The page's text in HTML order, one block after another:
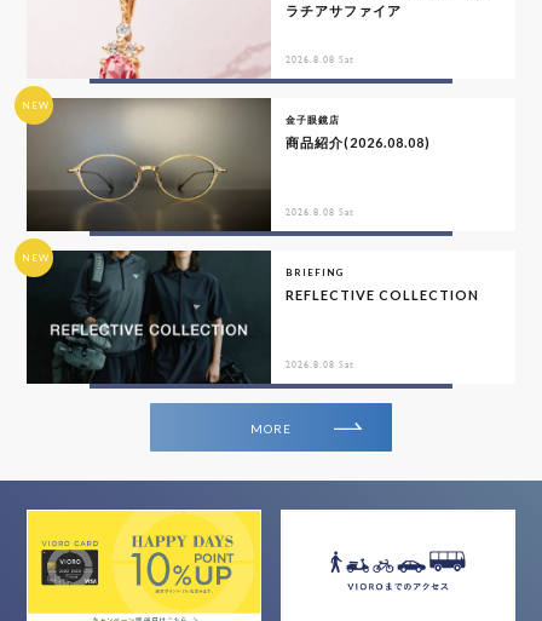
ラチアサファイア
2026.8.08 Sat
NEW
金子眼鏡店
商品紹介(2026.08.08)
2026.8.08 Sat
NEW
BRIEFING
REFLECTIVE COLLECTION
2026.8.08 Sat
MORE